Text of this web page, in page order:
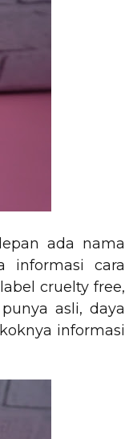
ada nama
informasi cara
cruelty free,
asli, daya
informasi